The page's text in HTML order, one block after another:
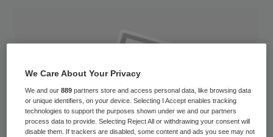
We Care About Your Privacy
We and our889 partners store and access personal data, like browsing data
or unique identifiers, on your device. Selecting I Accept enables tracking
technologies to support the purposes shown under we and our partners
process data to provide. Selecting Reject All or withdrawing your consent will
disable them. If trackers are disabled, some content and ads you see may not